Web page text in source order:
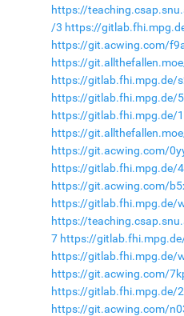
https://
/3 https://
https://git.acwing.com/
https://
https://gitlab.fhi.mpg.de/
https://gitlab.fhi.mpg.de/
https://gitlab.fhi.mpg.de/
https://
https://git.acwing.com/
https://gitlab.fhi.mpg.de/
https://git.acwing.com/
https://gitlab.fhi.mpg.de/
https://
7 https://
https://gitlab.fhi.mpg.de/
https://git.acwing.com/
https://gitlab.fhi.mpg.de/
https://git.acwing.com/